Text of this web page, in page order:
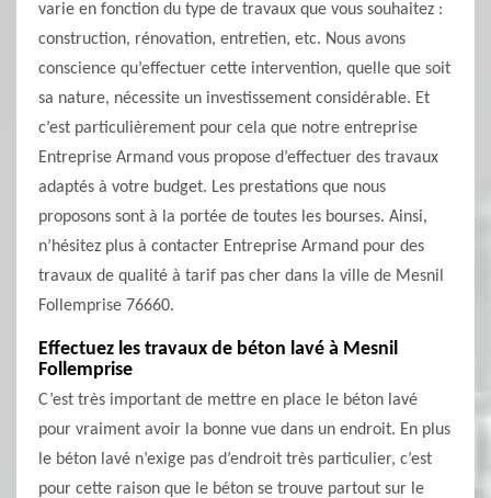
varie en fonction du type de travaux que vous souhaitez :
construction, rénovation, entretien, etc. Nous avons
conscience qu’effectuer cette intervention, quelle que soit
sa nature, nécessite un investissement considérable. Et
c’est particulièrement pour cela que notre entreprise
Entreprise Armand vous propose d’effectuer des travaux
adaptés à votre budget. Les prestations que nous
proposons sont à la portée de toutes les bourses. Ainsi,
n’hésitez plus à contacter Entreprise Armand pour des
travaux de qualité à tarif pas cher dans la ville de Mesnil
Follemprise 76660.
Effectuez les travaux de béton lavé à Mesnil
Follemprise
C’est très important de mettre en place le béton lavé
pour vraiment avoir la bonne vue dans un endroit. En plus
le béton lavé n’exige pas d’endroit très particulier, c’est
pour cette raison que le béton se trouve partout sur le